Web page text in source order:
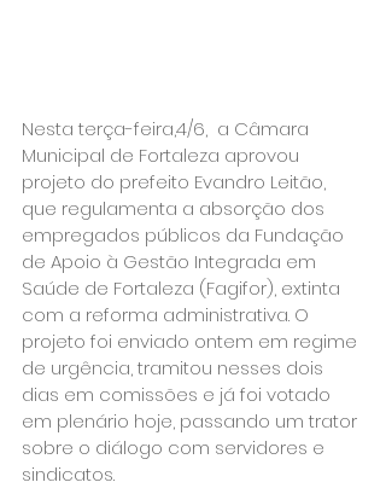
Nesta terça-feira,4/6,  a Câmara
Municipal de Fortaleza aprovou
projeto do prefeito Evandro Leitão,
que regulamenta a absorção dos
empregados públicos da Fundação
de Apoio à Gestão Integrada em
Saúde de Fortaleza (Fagifor), extinta
com a reforma administrativa. O
projeto foi enviado ontem em regime
de urgência, tramitou nesses dois
dias em comissões e já foi votado
em plenário hoje, passando um trator
sobre o diálogo com servidores e
sindicatos.